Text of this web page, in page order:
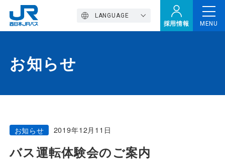
採用情報
LANGUAGE
MENU
トップページ
西バスの魅力
高速バス
お知らせ
お知らせ 2019年12月11日
バス運転体験会のご案内